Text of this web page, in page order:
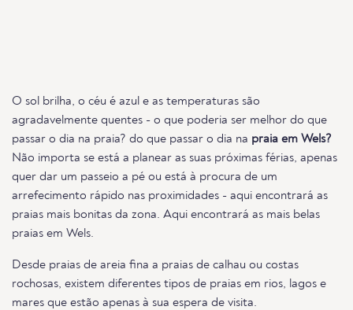
O sol brilha, o céu é azul e as temperaturas são
agradavelmente quentes - o que poderia ser melhor do que
passar o dia na praia? do que passar o dia na praia em Wels?
Não importa se está a planear as suas próximas férias, apenas
quer dar um passeio a pé ou está à procura de um
arrefecimento rápido nas proximidades - aqui encontrará as
praias mais bonitas da zona. Aqui encontrará as mais belas
praias em Wels.
Desde praias de areia fina a praias de calhau ou costas
rochosas, existem diferentes tipos de praias em rios, lagos e
mares que estão apenas à sua espera de visita.